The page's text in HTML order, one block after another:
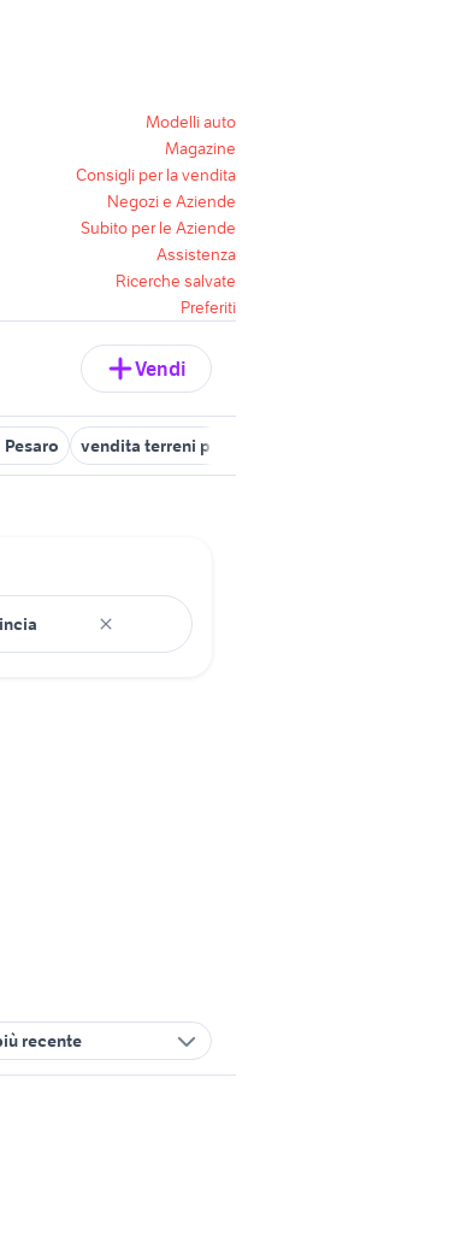
Modelli auto
Magazine
Consigli per la vendita
Negozi e Aziende
Subito per le Aziende
Assistenza
Ricerche salvate
Preferiti
Vendi
vendita terreni privato Marche
recente